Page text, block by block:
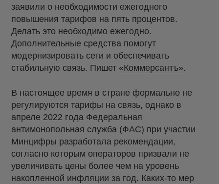
заявили о необходимости ежегодного
повышения тарифов на пять процентов.
Делать это необходимо ежегодно.
Дополнительные средства помогут
модернизировать сети и обеспечивать
стабильную связь. Пишет «Коммерсантъ».
В настоящее время в стране формально не
регулируются тарифы на связь, однако в
апреле 2022 года Федеральная
антимонопольная служба (ФАС) при участии
Минцифры разработала рекомендации,
согласно которым операторов призвали не
увеличивать цены более чем на уровень
накопленной инфляции за год. Каких-то мер